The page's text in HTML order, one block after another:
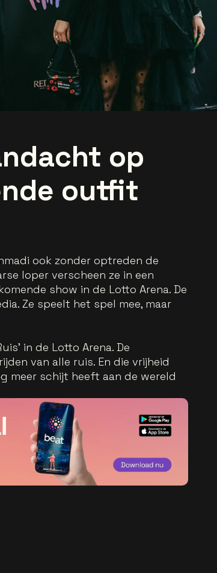
op
outfit
ook zonder optreden de
loper verscheen ze in een
show in de Lotto Arena. De
Ze speelt het spel mee, maar
in de Lotto Arena. De
van alle ruis. En die vrijheid
meer schijt heeft aan de wereld